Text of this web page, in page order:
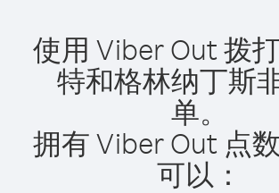
使用 Viber Out 拨
特和格林纳丁斯
单。
拥有 Viber Out 点
可以：